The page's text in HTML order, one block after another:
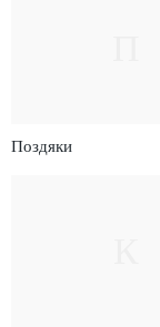
Поздяки